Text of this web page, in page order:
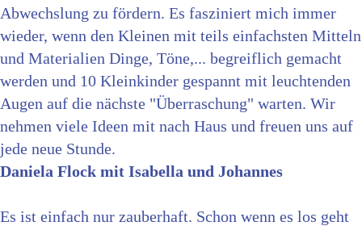
Abwechslung zu fördern. Es fasziniert mich immer
wieder, wenn den Kleinen mit teils einfachsten Mitteln
und Materialien Dinge, Töne,... begreiflich gemacht
werden und 10 Kleinkinder gespannt mit leuchtenden
Augen auf die nächste "Überraschung" warten. Wir
nehmen viele Ideen mit nach Haus und freuen uns auf
jede neue Stunde.
Daniela Flock mit Isabella und Johannes
Es ist einfach nur zauberhaft. Schon wenn es los geht